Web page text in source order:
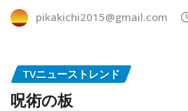
pikakichi2015@gmail.com
TVニューストレンド
呪術の板